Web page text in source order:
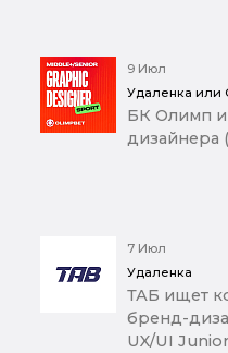
9 Июл
Удаленка или
БК Олимп
дизайнера
7 Июл
Удаленка
ТАБ ищет
бренд-
UX/UI